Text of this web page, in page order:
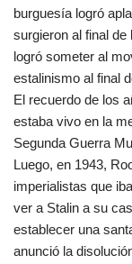
burguesía logró
surgieron al final
logró someter al
estalinismo al final
El recuerdo de los
estaba vivo en la
Segunda Guerra
Luego, en 1943,
imperialistas que
ver a Stalin a su
establecer una
anunció la